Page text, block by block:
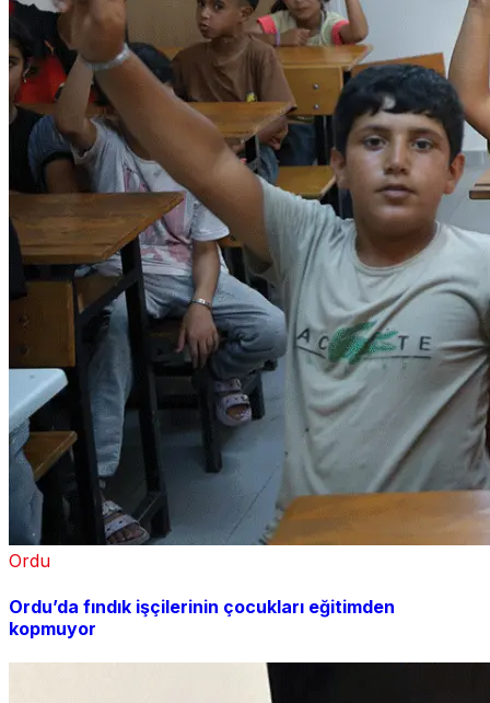
Ordu
Ordu’da fındık işçilerinin çocukları eğitimden
kopmuyor